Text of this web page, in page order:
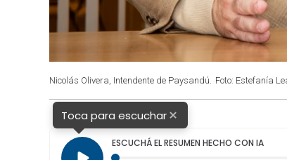
Nicolás Olivera, Intendente de Paysandú. Foto: Estefanía
Toca para escuchar×
ESCUCHÁ EL RESUMEN HECHO CON IA